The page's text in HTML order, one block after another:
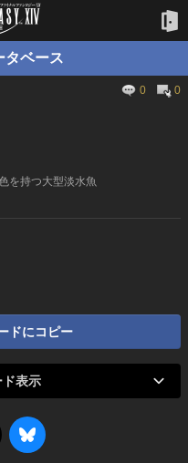
タベース
0 0
を持つ大型淡水魚
ドにコピー
表示